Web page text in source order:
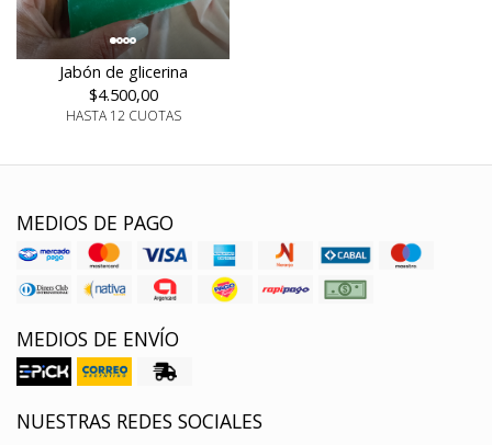
Jabón de glicerina
$4.500,00
HASTA 12 CUOTAS
MEDIOS DE PAGO
MEDIOS DE ENVÍO
NUESTRAS REDES SOCIALES